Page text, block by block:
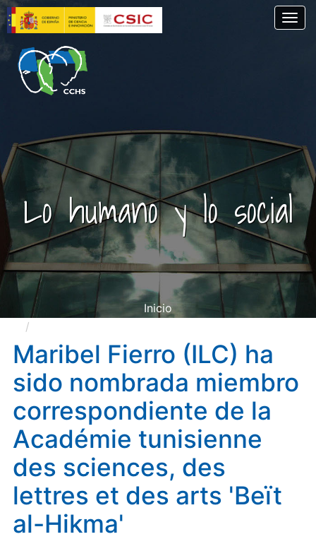
Pasar
al
contenido
principal
Lo humano y lo social
Inicio
correspondiente de la Académie tunisienne des
sciences, des lettres et des arts 'Beït al-Hikma'
Maribel Fierro (ILC) ha
sido nombrada miembro
correspondiente de la
Académie tunisienne
des sciences, des
lettres et des arts 'Beït
al-Hikma'